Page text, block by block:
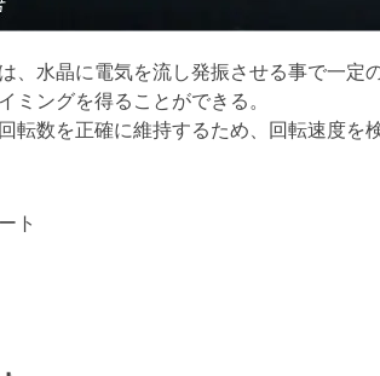
、水晶に電気を流し発振させる事で一定
ミングを得ることができる。
転数を正確に維持するため、回転速度を
ト